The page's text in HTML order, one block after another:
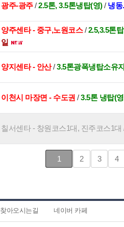
광주-광주/2.5톤, 3.5톤냉탑(영)/ 냉
양주센타 - 중구,노원코스/2.5,3.5톤
일
양지센타 - 안산/3.5톤광폭냉탑소유
이천시 마장면 - 수도권 /3.5톤 냉탑(
칠서센타 - 창원코스1대, 진주코스1
1 2 3 4
찾아오시는길 네이버 카페